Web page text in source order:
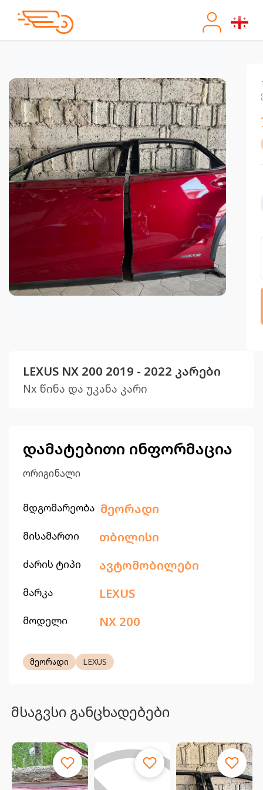
LEXUS NX 200 2019 - 2022 კარები
Nx წინა და უკანა კარი
დამატებითი ინფორმაცია
ორიგინალი
მდგომარეობა მეორადი
მისამართი თბილისი
ძარის ტიპი ავტომობილები
მარკა LEXUS
მოდელი NX 200
მეორადი LEXUS
მსაგვსი განცხადებები